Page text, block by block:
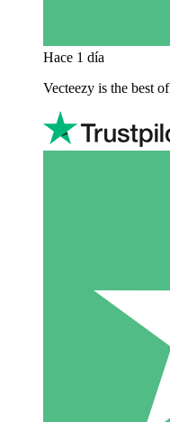
Hace 1 día
Vecteezy is the best